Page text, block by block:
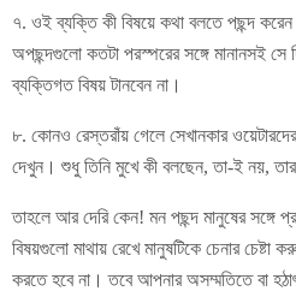
৭. ওই ব্যক্তি কী বিষয়ে কথা বলতে পছন্দ
অপছন্দগুলো কতটা পরস্পরের সঙ্গে মানানসই
ব্যক্তিগত বিষয় টানবেন না।
৮. কোনও রেস্তরাঁয় গেলে সেখানকার
দেখুন। শুধু তিনি মুখে কী বলছেন, তা-ই নয়, তার
তাহলে আর দেরি কেন! মন পছন্দ মানুষের সঙ্গে
বিষয়গুলো মাথায় রেখে মানুষটিকে চেনার
করতে হবে না। তবে আপনার অসম্মতিতে বা